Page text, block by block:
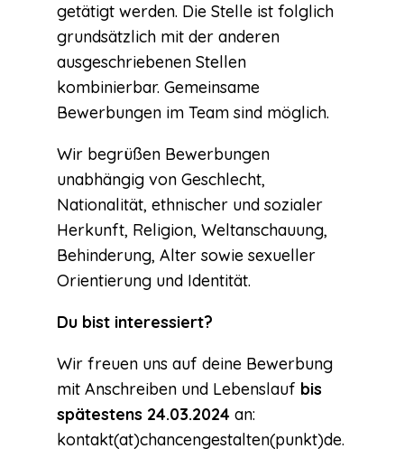
getätigt werden. Die Stelle ist folglich
grundsätzlich mit der anderen
ausgeschriebenen Stellen
kombinierbar. Gemeinsame
Bewerbungen im Team sind möglich.
Wir begrüßen Bewerbungen
unabhängig von Geschlecht,
Nationalität, ethnischer und sozialer
Herkunft, Religion, Weltanschauung,
Behinderung, Alter sowie sexueller
Orientierung und Identität.
Du bist interessiert?
Wir freuen uns auf deine Bewerbung
mit Anschreiben und Lebenslauf bis
spätestens 24.03.2024 an:
kontakt(at)chancengestalten(punkt)de.